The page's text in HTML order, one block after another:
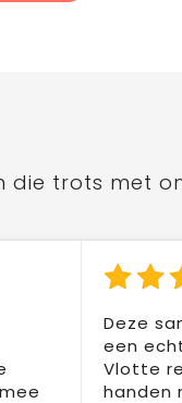
die trots met
Deze
een
Vlotte
handen